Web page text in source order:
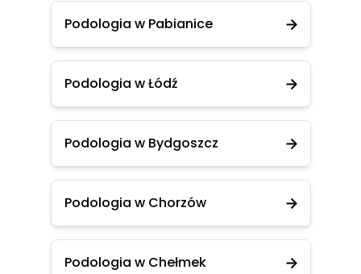
Podologia w Pabianice
Podologia w Łódź
Podologia w Bydgoszcz
Podologia w Chorzów
Podologia w Chełmek